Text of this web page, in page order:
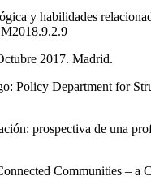
y habilidades
2017. Madrid.
Policy Department for
prospectiva de una
Communities – a